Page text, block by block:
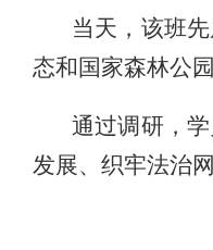
当天，该班
态和国家森林公
通过调研，
发展、织牢法治